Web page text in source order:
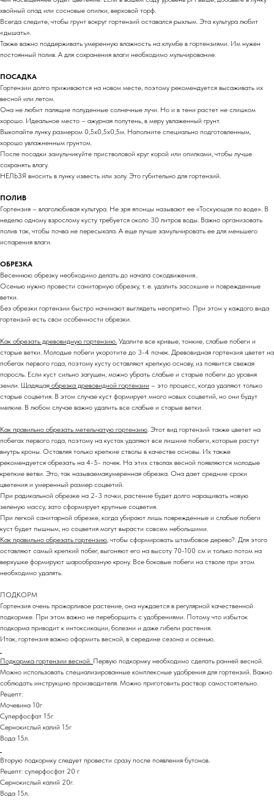
хвойный опад или сосновые опилки, верховой торф.
Всегда следите, чтобы грунт вокруг гортензий оставался рыхлым. Эта культура любит
«дышать».
Также важно поддерживать умеренную влажность на клумбе в гортензиями. Им нужен
постоянный полив. А для сохранения влаги необходимо мульчирование.
ПОСАДКА
Гортензии долго приживаются на новом месте, поэтому рекомендуется высаживать их
весной или летом.
Она не любит палящие полуденные солнечные лучи. Но и в тени растет не слишком
хорошо. Идеальное место – ажурная полутень, в меру увлаженный грунт.
Выкопайте лунку размером 0,5х0,5х0,5м. Наполните специально подготовленным,
хорошо увлажненным грунтом.
После посадки замульчикуйте пристволовой круг корой или опилками, чтобы лучше
сохранять влагу.
НЕЛЬЗЯ вносить в лунку известь или золу. Это губительно для гортензий.
ПОЛИВ
Гортензия – влаголюбивая культура. Не зря японцы называют ее «Тоскующая по воде». В
неделю одному взрослому кусту требуется около 30 литров воды. Важно организовать
полив так, чтобы почва не пересыхала. А еще лучше замульчировать ее для меньшего
испарения влаги.
ОБРЕЗКА
Весеннюю обрезку необходимо делать до начала сокодвижения..
Осенью нужно провести санитарную обрезку, т. е. удалить засохшие и поврежденные
ветки.
Без обрезки гортензии быстро начинают выглядеть неопрятно. При этом у каждого вида
гортензий есть свои особенности обрезки.
Как обрезать древовидную гортензию. Удалите все кривые, тонкие, слабые побеги и
старые ветки. Молодые побеги укоротите до 3-4 почек. Древовидная гортензия цветет на
побегах первого года, поэтому кусту оставляют крепкую основу, из появится свежая
поросль. Если куст сильно загущен, можно убрать слабые и старые побеги до уровня
земли. Щадящая обрезка древовидной гортензии – это процесс, когда удаляют только
старые соцветия. В этом случае куст формирует много новых соцветий, но они будут
мелкие. В любом случае важно удалить все слабые и старые ветки.
Как правильно обрезать метельчатую гортензию. Этот вид гортензий также цветет на
побегах первого года, поэтому на кустах удаляют все лишние побеги, которые растут
внутрь кроны. Оставляя только крепкие стволы в качестве основы. Их также
рекомендуется обрезать на 4-5- почек. На этих стволах весной появляются молодые
крепкие ветви. Это, так называемая,умеренная обрезка. Она дает средние сроки
цветения и умеренный размер соцветий.
При радикальной обрезке на 2-3 почки, растение будет долго наращивать новую
зеленую массу, зато сформирует крупные соцветия.
При легкой санитарной обрезке, когда убирают лишь поврежденные и слабые побеги
куст будет пышным, но соцветия могут вырасти совсем небольшими.
Как правильно обрезать гортензию, чтобы сформировать штамбовое дерево?. Для этого
оставляют самый крепкий побег, выгоняют его на высоту 70-100 см и только потом на
верхушке формируют шарообразную крону. Все боковые побеги на стволе при этом
необходимо удалять.
ПОДКОРМ
Гортензия очень прожорливое растение, она нуждается в регулярной качественной
подкормке. При этом важно не переборщить с удобрениями. Потому что избыток
подкорма приводит к интоксикации, болезни и даже гибели растения.
Итак, гортензия важно оформить весной, в середине сезона и осенью.
Подкормка гортензии весной. Первую подкормку необходимо сделать ранней весной.
Можно использовать специализированные комплексные удобрения для гортензий. Важно
соблюдать инструкцию производителя. Можно приготовить раствор самостоятельно.
Рецепт:
Мочевина 10г
Суперфосфат 15г
Сернокислый калий 15г
Вода 15л.
Вторую подкормку следует провести сразу после появления бутонов.
Рецепт: суперфосфат 20 г
Сернокислый калий 20г.
Вода 15л.